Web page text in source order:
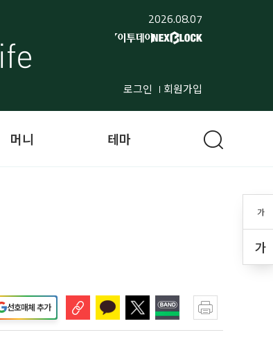
2026.08.07
로그인 회원가입
가
가
머니 테마
선호매체 추가